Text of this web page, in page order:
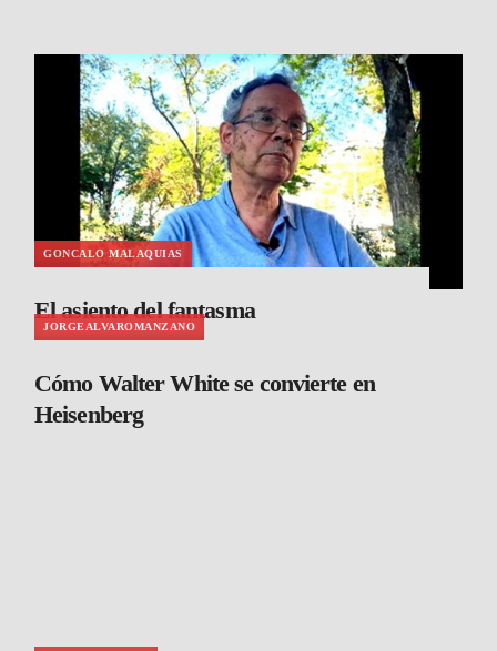
GONCALO MALAQUIAS
El asiento del fantasma
JORGEALVAROMANZANO
Cómo Walter White se convierte en
Heisenberg